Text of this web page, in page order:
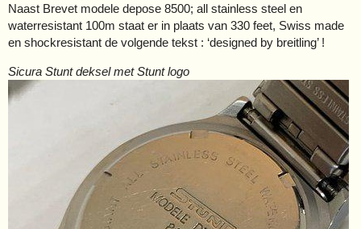
Naast Brevet modele depose 8500; all stainless steel en
waterresistant 100m staat er in plaats van 330 feet, Swiss made
en shockresistant de volgende tekst : ‘designed by breitling’ !
Sicura Stunt deksel met Stunt logo